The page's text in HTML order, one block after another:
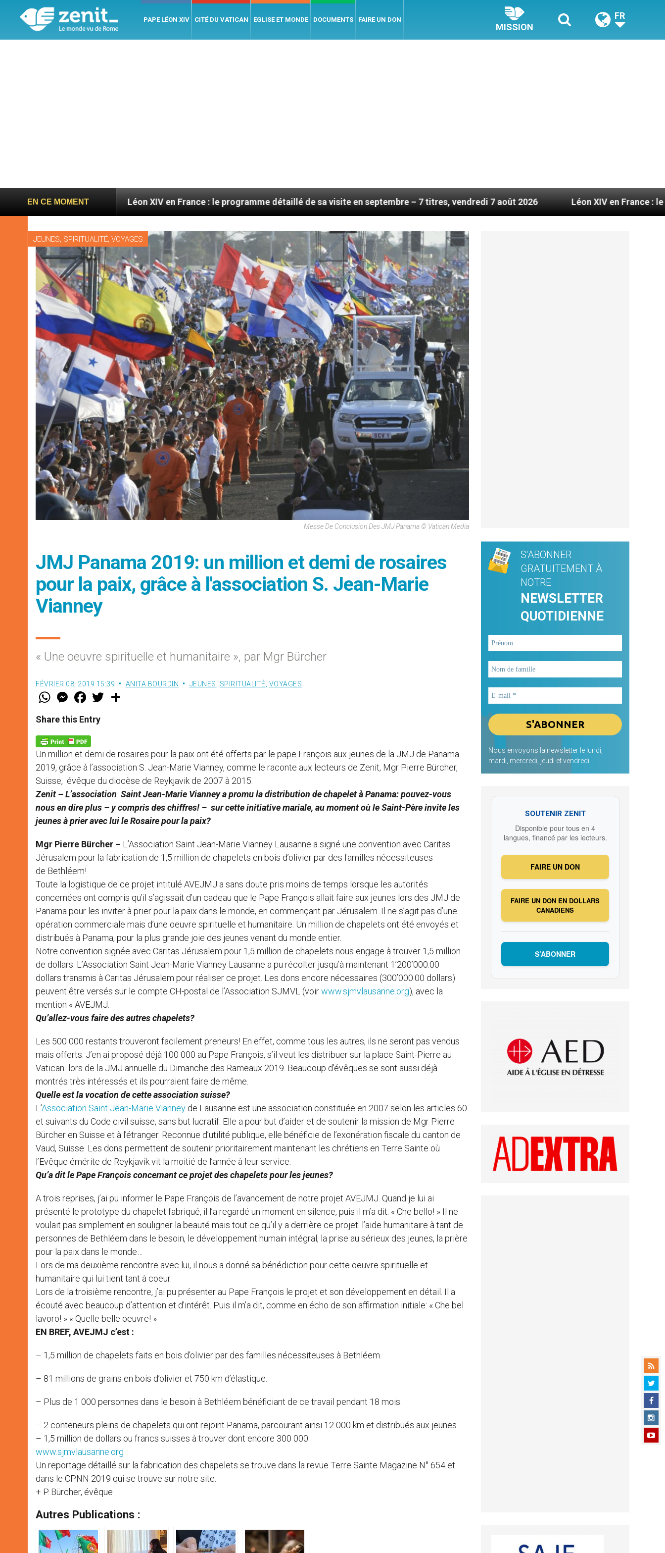
PAPE LÉON XIV CITÉ DU VATICAN EGLISE ET MONDE DOCUMENTS FAIRE UN DON
MISSION
FR
EN CE MOMENT
Léon XIV en France : le programme détaillé de sa visite en septembre – 7 titres, vendredi 7 août 2026 Léon XIV en France : le programme
JEUNES, SPIRITUALITÉ, VOYAGES
Messe De Conclusion Des JMJ Panama © Vatican Media
JMJ Panama 2019: un million et demi de rosaires
pour la paix, grâce à l'association S. Jean-Marie
Vianney
« Une oeuvre spirituelle et humanitaire », par Mgr Bürcher
FÉVRIER 08, 2019 15:39 ANITA BOURDIN JEUNES SPIRITUALITÉ VOYAGES
W
t
s
p
p
M
e
s
e
g
e
r
F
a
e
b
o
k
w
Share this Entry
Un million et demi de rosaires pour la paix ont été offerts par le pape François aux jeunes de la JMJ de Panama
2019, grâce à l’association S. Jean-Marie Vianney, comme le raconte aux lecteurs de Zenit, Mgr Pierre Bürcher,
Suisse, évêque du diocèse de Reykjavik de 2007 à 2015.
Zenit – L’association Saint Jean-Marie Vianney a promu la distribution de chapelet à Panama: pouvez-vous
nous en dire plus – y compris des chiffres! – sur cette initiative mariale, au moment où le Saint-Père invite les
jeunes à prier avec lui le Rosaire pour la paix?
Mgr Pierre Bürcher – L’Association Saint Jean-Marie Vianney Lausanne a signé une convention avec Caritas
Jérusalem pour la fabrication de 1,5 million de chapelets en bois d’olivier par des familles nécessiteuses
de Bethléem!
Toute la logistique de ce projet intitulé AVEJMJ a sans doute pris moins de temps lorsque les autorités
concernées ont compris qu’il s’agissait d’un cadeau que le Pape François allait faire aux jeunes lors des JMJ de
Panama pour les inviter à prier pour la paix dans le monde, en commençant par Jérusalem. Il ne s’agit pas d’une
opération commerciale mais d’une oeuvre spirituelle et humanitaire. Un million de chapelets ont été envoyés et
distribués à Panama, pour la plus grande joie des jeunes venant du monde entier.
Notre convention signée avec Caritas Jérusalem pour 1,5 million de chapelets nous engage à trouver 1,5 million
de dollars. L’Association Saint Jean-Marie Vianney Lausanne a pu récolter jusqu’à maintenant 1’200’000.00
dollars transmis à Caritas Jérusalem pour réaliser ce projet. Les dons encore nécessaires (300’000.00 dollars)
peuvent être versés sur le compte CH-postal de l’Association SJMVL (voirwww.sjmvlausanne.org), avec la
mention « AVEJMJ.
Qu’allez-vous faire des autres chapelets?
Les 500 000 restants trouveront facilement preneurs! En effet, comme tous les autres, ils ne seront pas vendus
mais offerts. J’en ai proposé déjà 100 000 au Pape François, s’il veut les distribuer sur la place Saint-Pierre au
Vatican lors de la JMJ annuelle du Dimanche des Rameaux 2019. Beaucoup d’évêques se sont aussi déjà
montrés très intéressés et ils pourraient faire de même.
Quelle est la vocation de cette association suisse?
L’Association Saint Jean-Marie Vianney de Lausanne est une association constituée en 2007 selon les articles 60
et suivants du Code civil suisse, sans but lucratif. Elle a pour but d’aider et de soutenir la mission de Mgr Pierre
Bürcher en Suisse et à l’étranger. Reconnue d’utilité publique, elle bénéficie de l’exonération fiscale du canton de
Vaud, Suisse. Les dons permettent de soutenir prioritairement maintenant les chrétiens en Terre Sainte où
l’Evêque émérite de Reykjavik vit la moitié de l’année à leur service.
Qu’a dit le Pape François concernant ce projet des chapelets pour les jeunes?
A trois reprises, j’ai pu informer le Pape François de l’avancement de notre projet AVEJMJ. Quand je lui ai
présenté le prototype du chapelet fabriqué, il l’a regardé un moment en silence, puis il m’a dit: « Che bello! » Il ne
voulait pas simplement en souligner la beauté mais tout ce qu’il y a derrière ce projet: l’aide humanitaire à tant de
personnes de Bethléem dans le besoin, le développement humain intégral, la prise au sérieux des jeunes, la prière
pour la paix dans le monde…
Lors de ma deuxième rencontre avec lui, il nous a donné sa bénédiction pour cette oeuvre spirituelle et
humanitaire qui lui tient tant à coeur.
Lors de la troisième rencontre, j’ai pu présenter au Pape François le projet et son développement en détail. Il a
écouté avec beaucoup d’attention et d’intérêt. Puis il m’a dit, comme en écho de son affirmation initiale: « Che bel
lavoro! » « Quelle belle oeuvre! »
EN BREF, AVEJMJ c’est :
– 1,5 million de chapelets faits en bois d’olivier par des familles nécessiteuses à Bethléem.
– 81 millions de grains en bois d’olivier et 750 km d’élastique.
– Plus de 1 000 personnes dans le besoin à Bethléem bénéficiant de ce travail pendant 18 mois.
– 2 conteneurs pleins de chapelets qui ont rejoint Panama, parcourant ainsi 12 000 km et distribués aux jeunes.
– 1,5 million de dollars ou francs suisses à trouver dont encore 300 000.
www.sjmvlausanne.org
Un reportage détaillé sur la fabrication des chapelets se trouve dans la revue Terre Sainte Magazine N° 654 et
dans le CPNN 2019 qui se trouve sur notre site.
+ P. Bürcher, évêque
Autres Publications :
S'ABONNER
GRATUITEMENT À
NOTRE
NEWSLETTER
QUOTIDIENNE
Nous envoyons la newsletter le lundi,
mardi, mercredi, jeudi et vendredi
SOUTENIR ZENIT
Disponible pour tous en 4
langues, financé par les lecteurs.
FAIRE UN DON
FAIRE UN DON EN DOLLARS
CANADIENS
S’ABONNER